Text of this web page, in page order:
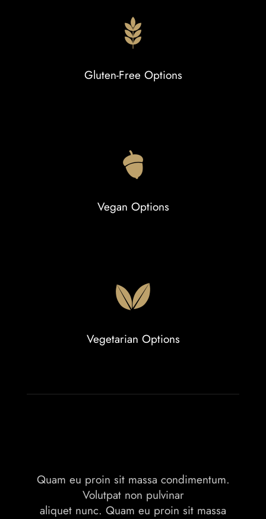
Gluten-Free Options
Vegan Options
Vegetarian Options
Quam eu proin sit massa condimentum.
Volutpat non pulvinar
aliquet nunc. Quam eu proin sit massa